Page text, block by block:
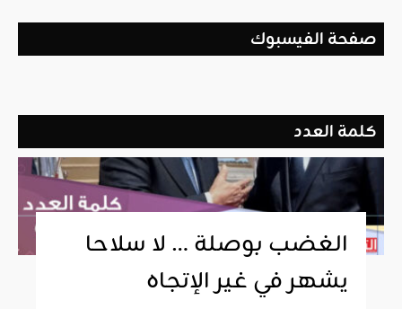
صفحة الفيسبوك
كلمة العدد
الغضب بوصلة … لا سلاحا
يشهر في غير الإتجاه